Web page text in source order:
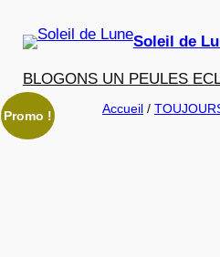
Soleil de
BLOGONS UN PEU LES
Accueil /
Promo !